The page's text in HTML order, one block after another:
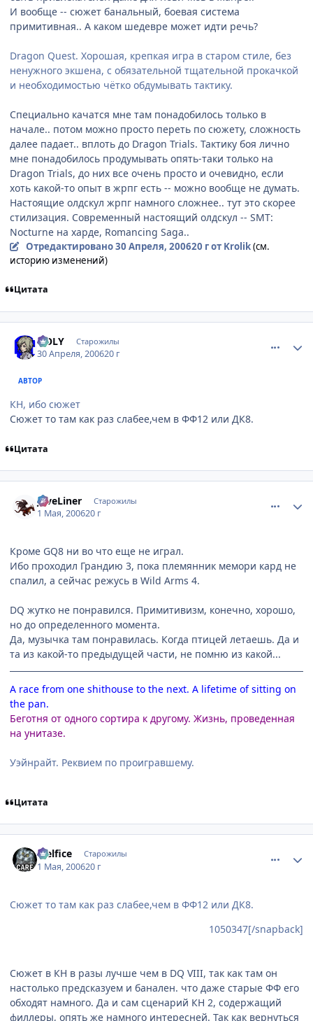
И вообще -- сюжет банальный, боевая система
примитивная.. А каком шедевре может идти речь?
Dragon Quest. Хорошая, крепкая игра в старом стиле, без
ненужного экшена, с обязательной тщательной прокачкой
и необходимостью чётко обдумывать тактику.
Специально качатся мне там понадобилось только в
начале.. потом можно просто переть по сюжету, сложность
далее падает.. вплоть до Dragon Trials. Тактику боя лично
мне понадобилось продумывать опять-таки только на
Dragon Trials, до них все очень просто и очевидно, если
хоть какой-то опыт в жрпг есть -- можно вообще не думать.
Настоящие олдскул жрпг намного сложнее.. тут это скорее
стилизация. Cовременный настоящий олдскул -- SMT:
Nocturne на харде, Romancing Saga..
Отредактировано30 Апреля, 200620 гот Krolik(см.
историю изменений)
Цитата
HOLY Старожилы
30 Апреля, 200620 г
АВТОР
КН, ибо сюжет
Сюжет то там как раз слабее,чем в ФФ12 или ДК8.
Цитата
JaveLiner Старожилы
1 Мая, 200620 г
Кроме GQ8 ни во что еще не играл.
Ибо проходил Грандию 3, пока племянник мемори кард не
спалил, а сейчас режусь в Wild Arms 4.
DQ жутко не понравился. Примитивизм, конечно, хорошо,
но до определенного момента.
Да, музычка там понравилась. Когда птицей летаешь. Да и
та из какой-то предыдущей части, не помню из какой...
A race from one shithouse to the next. A lifetime of sitting on
the pan.
Беготня от одного сортира к другому. Жизнь, проведенная
на унитазе.
Уэйнрайт. Реквием по проигравшему.
Цитата
Melfice Старожилы
1 Мая, 200620 г
Сюжет то там как раз слабее,чем в ФФ12 или ДК8.
1050347[/snapback]
Сюжет в КН в разы лучше чем в DQ VIII, так как там он
настолько предсказуем и банален. что даже старые ФФ его
обходят намного. Да и сам сценарий КН 2, содержащий
филлеры, опять же намного интересней. Так как вернуться